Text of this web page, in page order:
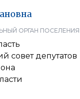
ОРГАН ПОСЕЛЕНИЯ
совет депутатов